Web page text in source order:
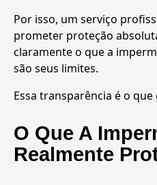
Por isso, um serviço
prometer proteção
claramente o que a
são seus limites.
Essa transparência é o
O Que A
Realmente